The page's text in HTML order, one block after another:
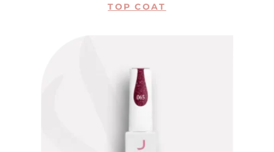
TOP COAT